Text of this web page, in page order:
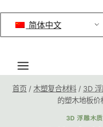
简体中文
首页 / 木塑复合材料 / 3D
的塑木地板
3D 浮雕木